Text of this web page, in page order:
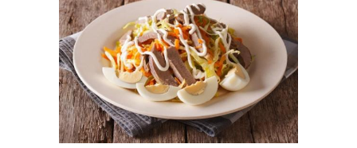
Капусты со свиным
сердцем
Салат с свиным
сердцем